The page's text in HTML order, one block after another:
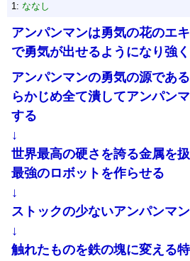
1: ななし
アンパンマンは勇気の花のエ
で勇気が出せるようになり強
アンパンマンの勇気の源であ
らかじめ全て潰してアンパン
する
↓
世界最高の硬さを誇る金属を
最強のロボットを作らせる
↓
ストックの少ないアンパンマ
↓
触れたものを鉄の塊に変える